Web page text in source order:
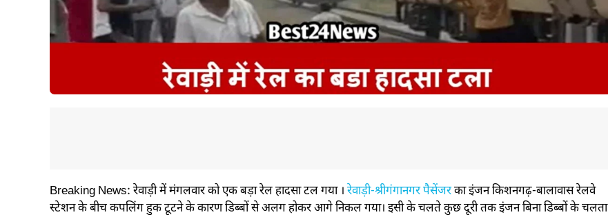
Breaking News: रेवाड़ी में मंगलवार को एक बड़ा रेल हादसा टल गया । रेवाड़ी-श्रीगंगानगर पैसेंजरका इंजन किशनगढ़-बालावास रेलवे
स्टेशन के बीच कपलिंग हुक टूटने के कारण डिब्बों से अलग होकर आगे निकल गया। इसी के चलते कुछ दूरी तक इंजन बिना डिब्बों के चलता